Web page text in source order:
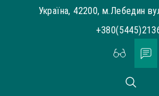
Україна, 42200, м.Лебедин